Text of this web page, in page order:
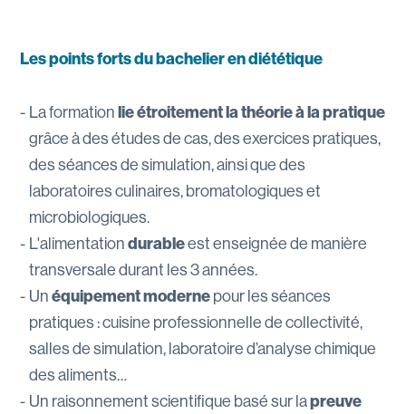
Les points forts du bachelier en diététique
La formationlie étroitement la théorie à la pratique
grâce à des études de cas, des exercices pratiques,
des séances de simulation, ainsi que des
laboratoires culinaires, bromatologiques et
microbiologiques.
L'alimentationdurableest enseignée de manière
transversale durant les 3 années.
Unéquipement modernepour les séances
pratiques : cuisine professionnelle de collectivité,
salles de simulation, laboratoire d’analyse chimique
des aliments…
Un raisonnement scientifique basé sur lapreuve